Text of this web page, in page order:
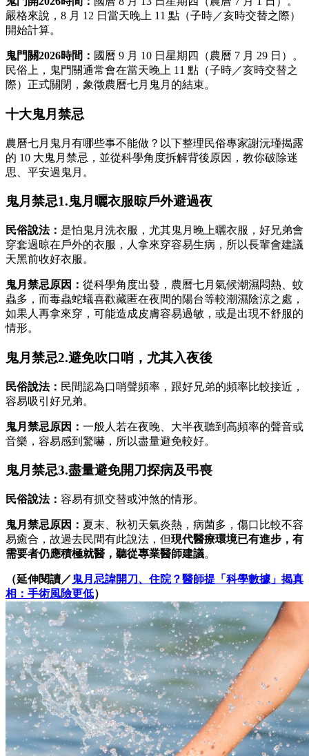
嚴格來說，8 月 12 日當天晚上 11 點（子時／亥時交替之際）
開始計算。
鬼門關2026時間： 國曆 9 月 10 日星期四（農曆 7 月 29 日）。
民俗上，鬼門關通常會在當天晚上 11 點（子時／亥時交替之
際）正式關閉，象徵農曆七月鬼月的結束。
十大鬼月禁忌
農曆七月鬼月有哪些事不能做？以下整理民俗專家謝沅瑾揭露
的 10 大鬼月禁忌，並從科學角度拆解背後原因，教你破除迷
思、平安過鬼月。
鬼月禁忌1.鬼月曬衣服晾戶外避過夜
民俗說法： 是怕鬼月洗衣服，尤其鬼月晚上曬衣服，好兄弟會
穿套過晾在戶外的衣服，人拿來穿容易生病，所以長輩會建議
天黑前收好衣服。
鬼月禁忌原因： 從科學角度出發，農曆七月氣候潮濕悶熱、蚊
蟲多，而毒蟲蛇蟻喜歡藏匿在夜間的陽台等較潮濕陰涼之處，
如果人再拿來穿，可能造成皮膚容易過敏，或是出現不舒服的
情形。
鬼月禁忌2.避免吹口哨，尤其入夜後
民俗說法： 民間認為口哨聲頻率，跟好兄弟的頻率比較接近，
容易吸引好兄弟。
鬼月禁忌原因： 一般人若在夜晚、大半夜聽到高頻率的聲音或
音樂，容易感到驚嚇，所以盡量避免較好。
鬼月禁忌3.盡量避免開刀探病及弔喪
民俗說法： 容易有抓交替或沖煞的情形。
鬼月禁忌原因： 夏末、秋初天氣炎熱，病菌多，傷口比較不容
易癒合，故過去民間有此說法，但現代醫療環境已有進步，有
需要者仍應積極就醫，聽從專業醫師建議。
（延伸閱讀／鬼月忌諱開刀、住院？醫師提「科學數據」揭真
相：手術風險更低）